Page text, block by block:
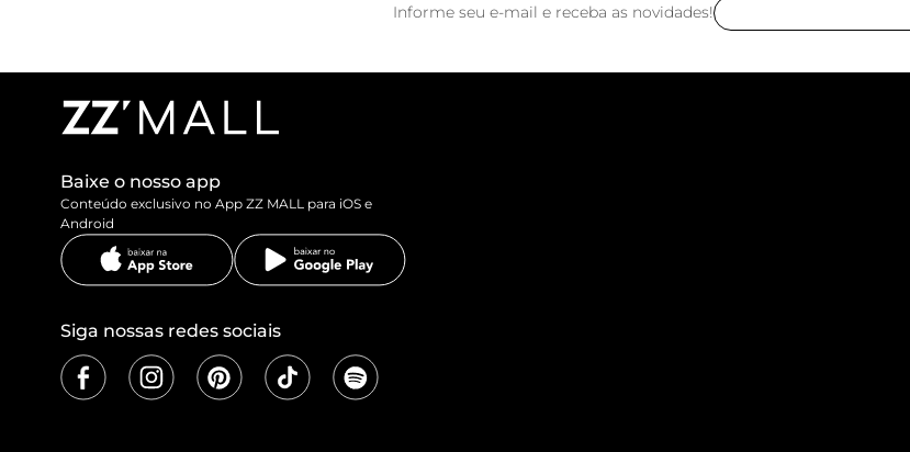
Informe seu e-mail e receba as novidades!
Baixe o nosso app
Conteúdo exclusivo no App ZZ MALL para iOS e
Android
Siga nossas redes sociais